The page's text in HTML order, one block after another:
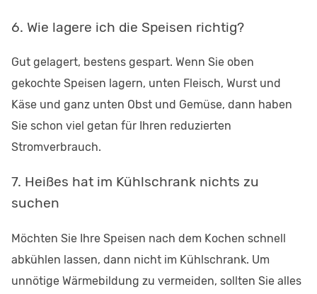
6. Wie lagere ich die Speisen richtig?
Gut gelagert, bestens gespart. Wenn Sie oben
gekochte Speisen lagern, unten Fleisch, Wurst und
Käse und ganz unten Obst und Gemüse, dann haben
Sie schon viel getan für Ihren reduzierten
Stromverbrauch.
7. Heißes hat im Kühlschrank nichts zu
suchen
Möchten Sie Ihre Speisen nach dem Kochen schnell
abkühlen lassen, dann nicht im Kühlschrank. Um
unnötige Wärmebildung zu vermeiden, sollten Sie alles